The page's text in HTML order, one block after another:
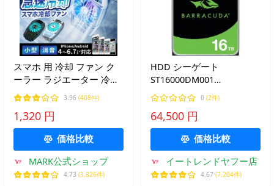
スマホ 用 冷却 ファン ク
ーラー ラジエーター 冷却
クーラー 携帯電話 静音 発
熱対策 USB 給電式 伸縮式
バッテリー内蔵 iphone
Android
3.96 (408件)
1,320 円
価格比較
MARK公式ショップ
4.73 (3,826件)
HDD シーゲート
ST16000DM001
[BarraCuda（16TB HDD
3.5インチ SATA 6G
7200rpm 512MB）]
0 (2件)
64,500 円
価格比較
イートレンドヤフー店
4.67 (7,204件)